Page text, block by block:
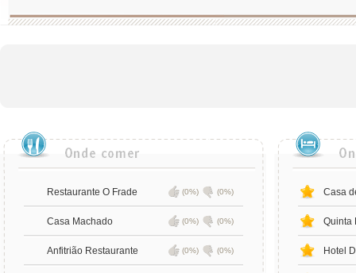
Restaurante O Frade (0%) (0%)
Casa Machado (0%) (0%)
Anfitrião Restaurante (0%) (0%)
Casa
Quinta
Hotel